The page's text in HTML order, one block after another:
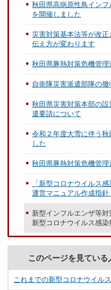
秋田県高病原性鳥イン
を開催しました
災害対策基本法等が改
伝え方が変わります
秋田県豚熱対策危機管
自衛隊災害派遣部隊の
秋田県災害対策本部の
遣要請について
令和２年度大雪に伴う
した
秋田県豚熱対策危機管
「新型コロナウイルス
運営マニュアル作成指針
新型インフルエンザ等
新型コロナウイルス感
このページを見てい
これまでの新型コロナウイル